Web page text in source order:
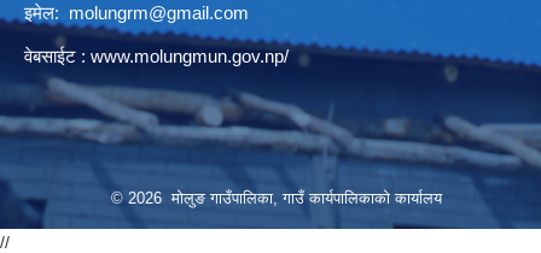
इमेल: molungrm@gmail.com
वेबसाईट : www.molungmun.gov.np/
© 2026 मोलुङ गाउँपालिका, गाउँ कार्यपालिकाको कार्यालय
//